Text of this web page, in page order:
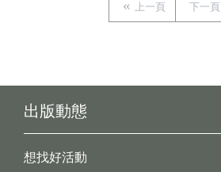
上一頁 下一頁
出版動態
想找好活動